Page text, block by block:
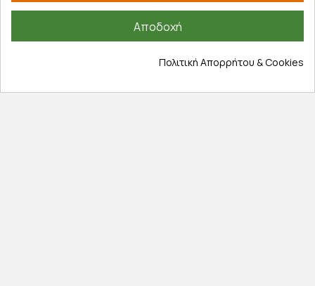
Επιστροφές προϊοντων
Αποδοχή
Πολιτική Απορρήτου & Cookies